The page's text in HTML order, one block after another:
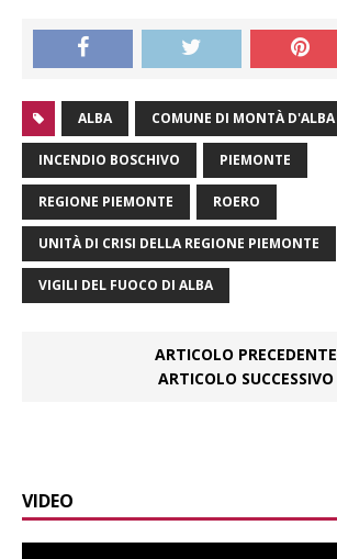
ALBA COMUNE DI MONTÀ D'ALBA
INCENDIO BOSCHIVO PIEMONTE
REGIONE PIEMONTE ROERO
UNITÀ DI CRISI DELLA REGIONE PIEMONTE
VIGILI DEL FUOCO DI ALBA
ARTICOLO PRECEDENTE
ARTICOLO SUCCESSIVO
VIDEO